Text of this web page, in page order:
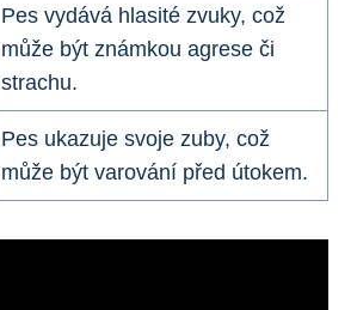
Pes vydává hlasité zvuky, což
může být známkou agrese či
strachu.
Pes ukazuje svoje zuby, což
může být varování před útokem.